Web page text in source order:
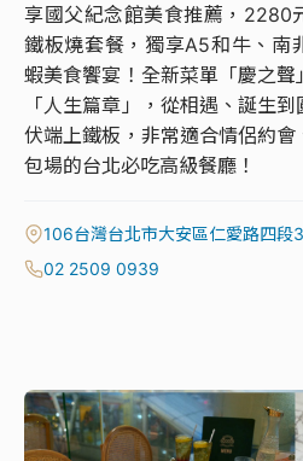
享國父紀念館美食推薦，2280
鐵板燒套餐，獨享A5和牛、南
蝦美食饗宴！全新菜單「慶之聲
「人生篇章」，從相遇、誕生
伏端上鐵板，非常適合情侶約會
包場的台北必吃高級餐廳！
106台灣台北市大安區仁愛路四段
02 2509 0939